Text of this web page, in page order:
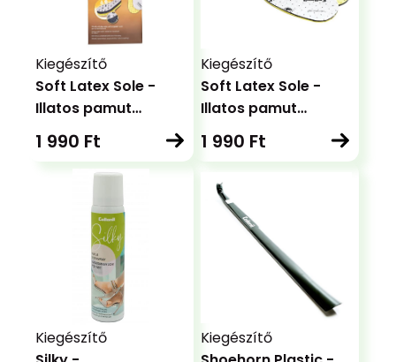
Kiegészítő
Soft Latex Sole -
Illatos pamut
talpbetét
1 990 Ft
Kiegészítő
Soft Latex Sole -
Illatos pamut
talpbetét
1 990 Ft
Kiegészítő
Kiegészítő